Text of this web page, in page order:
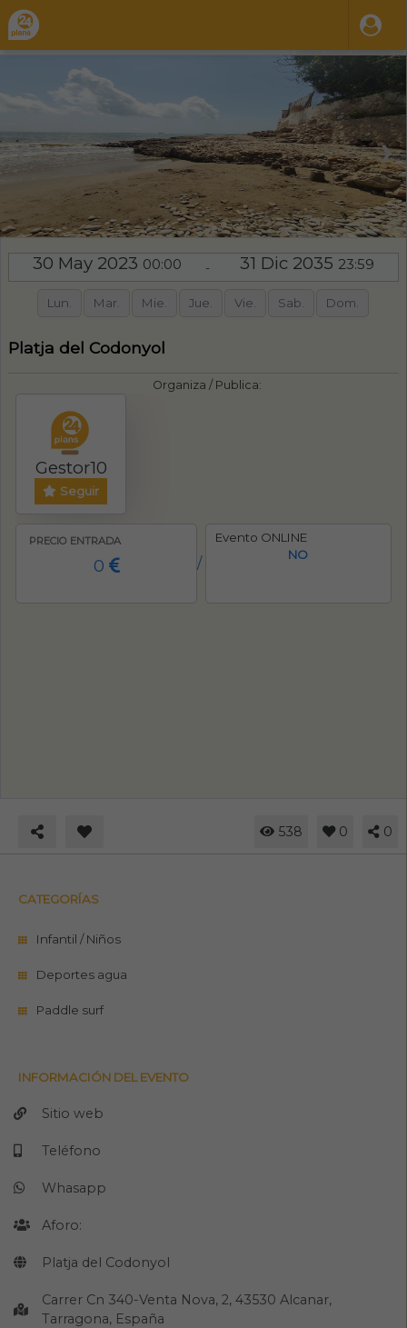
❮ ❯
30 May 2023 00:00 - 31 Dic 2035 23:59
Lun. Mar. Mie. Jue. Vie. Sab. Dom.
Platja del Codonyol
Organiza / Publica:
Gestor10
Seguir
PRECIO ENTRADA
0 /
Evento ONLINE
NO
538 0 0
CATEGORÍAS
Infantil / Niños
Deportes agua
Paddle surf
INFORMACIÓN DEL EVENTO
Sitio web
Teléfono
Whasapp
Aforo:
Platja del Codonyol
Carrer Cn 340-Venta Nova, 2, 43530 Alcanar,
Tarragona, España